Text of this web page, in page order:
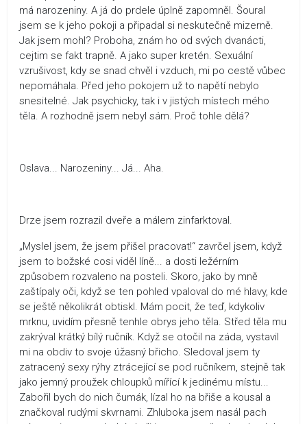
má narozeniny. A já do prdele úplně zapomněl. Šoural
jsem se k jeho pokoji a připadal si neskutečně mizerně.
Jak jsem mohl? Proboha, znám ho od svých dvanácti,
cejtim se fakt trapně. A jako super kretén. Sexuální
vzrušivost, kdy se snad chvěl i vzduch, mi po cestě vůbec
nepomáhala. Před jeho pokojem už to napětí nebylo
snesitelné. Jak psychicky, tak i v jistých místech mého
těla. A rozhodně jsem nebyl sám. Proč tohle dělá?
Oslava... Narozeniny... Já... Aha.
Drze jsem rozrazil dveře a málem zinfarktoval.
„Myslel jsem, že jsem přišel pracovat!“ zavrčel jsem, když
jsem to božské cosi viděl líně... a dosti ležérním
způsobem rozvaleno na posteli. Skoro, jako by mně
zaštípaly oči, když se ten pohled vpaloval do mé hlavy, kde
se ještě několikrát obtiskl. Mám pocit, že teď, kdykoliv
mrknu, uvidím přesně tenhle obrys jeho těla. Střed těla mu
zakrýval krátký bílý ručník. Když se otočil na záda, vystavil
mi na obdiv to svoje úžasný břicho. Sledoval jsem ty
zatracený sexy rýhy ztrácející se pod ručníkem, stejně tak
jako jemný proužek chloupků mířící k jedinému místu...
Zabořil bych do nich čumák, lízal ho na břiše a kousal a
značkoval rudými skvrnami. Zhluboka jsem nasál pach